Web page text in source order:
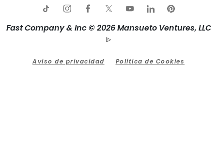
Fast Company & Inc © 2026 Mansueto Ventures, LLC
Aviso de privacidad Política de Cookies